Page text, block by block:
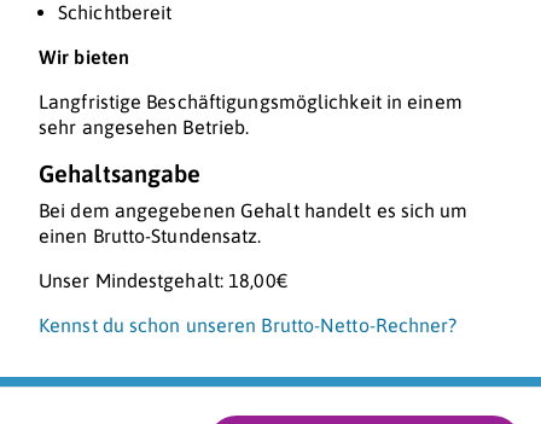
Schichtbereit
Wir bieten
Langfristige Beschäftigungsmöglichkeit in einem
sehr angesehen Betrieb.
Gehaltsangabe
Bei dem angegebenen Gehalt handelt es sich um
einen Brutto-Stundensatz.
Unser Mindestgehalt: 18,00€
Kennst du schon unseren Brutto-Netto-Rechner?